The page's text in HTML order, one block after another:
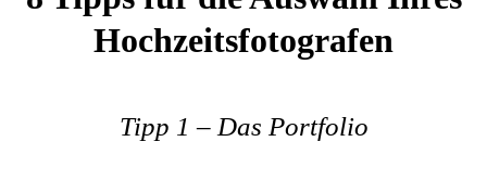
Hochzeitsfotografen
Tipp 1 – Das Portfolio